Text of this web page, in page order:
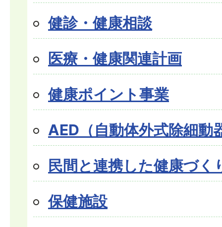
健診・健康相談
医療・健康関連計画
健康ポイント事業
AED（自動体外式除細動
民間と連携した健康づく
保健施設